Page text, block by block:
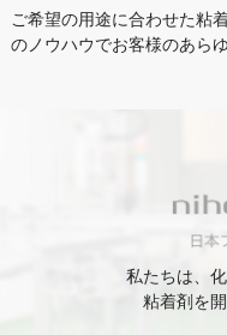
ご希望の用途に合わせた粘
のノウハウでお客様のあら
私たちは、
粘着剤を